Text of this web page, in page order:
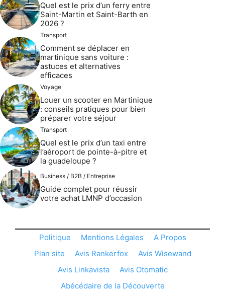
Quel est le prix d’un ferry entre
Saint-Martin et Saint-Barth en
2026 ?
Transport
Comment se déplacer en
martinique sans voiture :
astuces et alternatives
efficaces
Voyage
Louer un scooter en Martinique
: conseils pratiques pour bien
préparer votre séjour
Transport
Quel est le prix d’un taxi entre
l’aéroport de pointe-à-pitre et
la guadeloupe ?
Business / B2B / Entreprise
Guide complet pour réussir
votre achat LMNP d’occasion
Politique Mentions Légales
A Propos
Plan site
Avis Rankerfox
Avis Wisewand
Avis Linkavista
Avis Otomatic
Abécédaire de la Découverte